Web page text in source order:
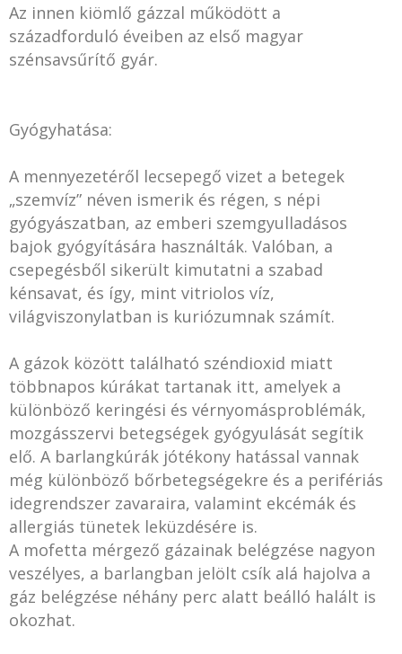
Az innen kiömlő gázzal működött a
századforduló éveiben az első magyar
szénsavsűrítő gyár.
Gyógyhatása:
A mennyezetéről lecsepegő vizet a betegek
„szemvíz” néven ismerik és régen, s népi
gyógyászatban, az emberi szemgyulladásos
bajok gyógyítására használták. Valóban, a
csepegésből sikerült kimutatni a szabad
kénsavat, és így, mint vitriolos víz,
világviszonylatban is kuriózumnak számít.
A gázok között található széndioxid miatt
többnapos kúrákat tartanak itt, amelyek a
különböző keringési és vérnyomásproblémák,
mozgásszervi betegségek gyógyulását segítik
elő. A barlangkúrák jótékony hatással vannak
még különböző bőrbetegségekre és a perifériás
idegrendszer zavaraira, valamint ekcémák és
allergiás tünetek leküzdésére is.
A mofetta mérgező gázainak belégzése nagyon
veszélyes, a barlangban jelölt csík alá hajolva a
gáz belégzése néhány perc alatt beálló halált is
okozhat.